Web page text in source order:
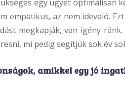
egy ügyet optimálisan
empatikus, az nem idevaló.
megkapják, van igény
mi pedig segítjük sok év
amikkel egy jó